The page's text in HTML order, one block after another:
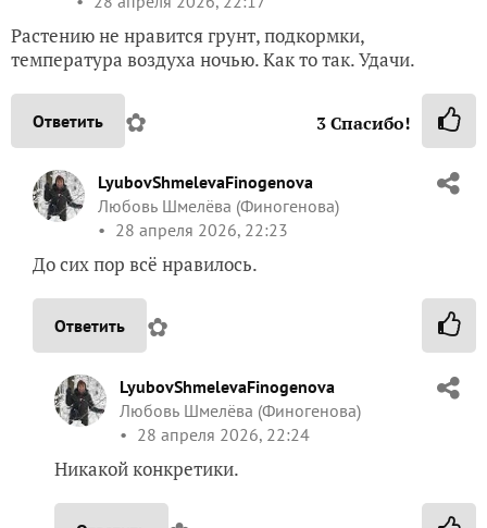
Растению не нравится грунт, подкормки,
температура воздуха ночью. Как то так. Удачи.
Ответить ✿ 3Спасибо!
LyubovShmelevaFinogenova
Любовь Шмелёва (Финогенова)
28 апреля 2026, 22:23
До сих пор всё нравилось.
Ответить ✿
LyubovShmelevaFinogenova
Любовь Шмелёва (Финогенова)
28 апреля 2026, 22:24
Никакой конкретики.